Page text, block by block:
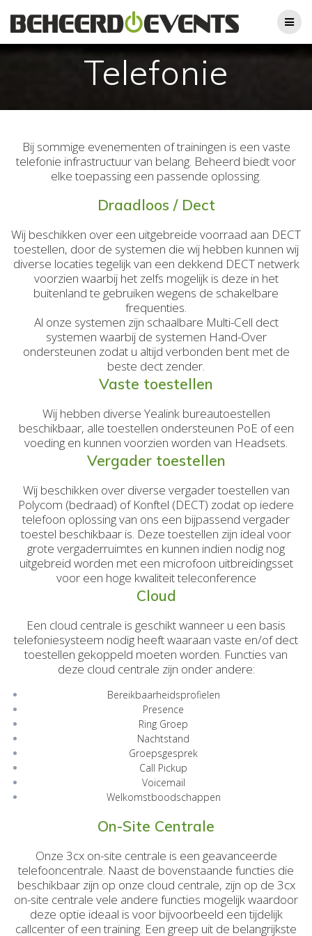
to
content
Telefonie
Bij sommige evenementen of trainingen is een vaste
telefonie infrastructuur van belang. Beheerd biedt voor
elke toepassing een passende oplossing.
Draadloos / Dect
Wij beschikken over een uitgebreide voorraad aan DECT
toestellen, door de systemen die wij hebben kunnen wij
diverse locaties tegelijk van een dekkend DECT netwerk
voorzien waarbij het zelfs mogelijk is deze in het
buitenland te gebruiken wegens de schakelbare
frequenties.
Al onze systemen zijn schaalbare Multi-Cell dect
systemen waarbij de systemen Hand-Over
ondersteunen zodat u altijd verbonden bent met de
beste dect zender.
Vaste toestellen
Wij hebben diverse Yealink bureautoestellen
beschikbaar, alle toestellen ondersteunen PoE of een
voeding en kunnen voorzien worden van Headsets.
Vergader toestellen
Wij beschikken over diverse vergader toestellen van
Polycom (bedraad) of Konftel (DECT) zodat op iedere
telefoon oplossing van ons een bijpassend vergader
toestel beschikbaar is. Deze toestellen zijn ideal voor
grote vergaderruimtes en kunnen indien nodig nog
uitgebreid worden met een microfoon uitbreidingsset
voor een hoge kwaliteit teleconference
Cloud
Een cloud centrale is geschikt wanneer u een basis
telefoniesysteem nodig heeft waaraan vaste en/of dect
toestellen gekoppeld moeten worden. Functies van
deze cloud centrale zijn onder andere:
Bereikbaarheidsprofielen
Presence
Ring Groep
Nachtstand
Groepsgesprek
Call Pickup
Voicemail
Welkomstboodschappen
On-Site Centrale
Onze 3cx on-site centrale is een geavanceerde
telefooncentrale. Naast de bovenstaande functies die
beschikbaar zijn op onze cloud centrale, zijn op de 3cx
on-site centrale vele andere functies mogelijk waardoor
deze optie ideaal is voor bijvoorbeeld een tijdelijk
callcenter of een training. Een greep uit de belangrijkste